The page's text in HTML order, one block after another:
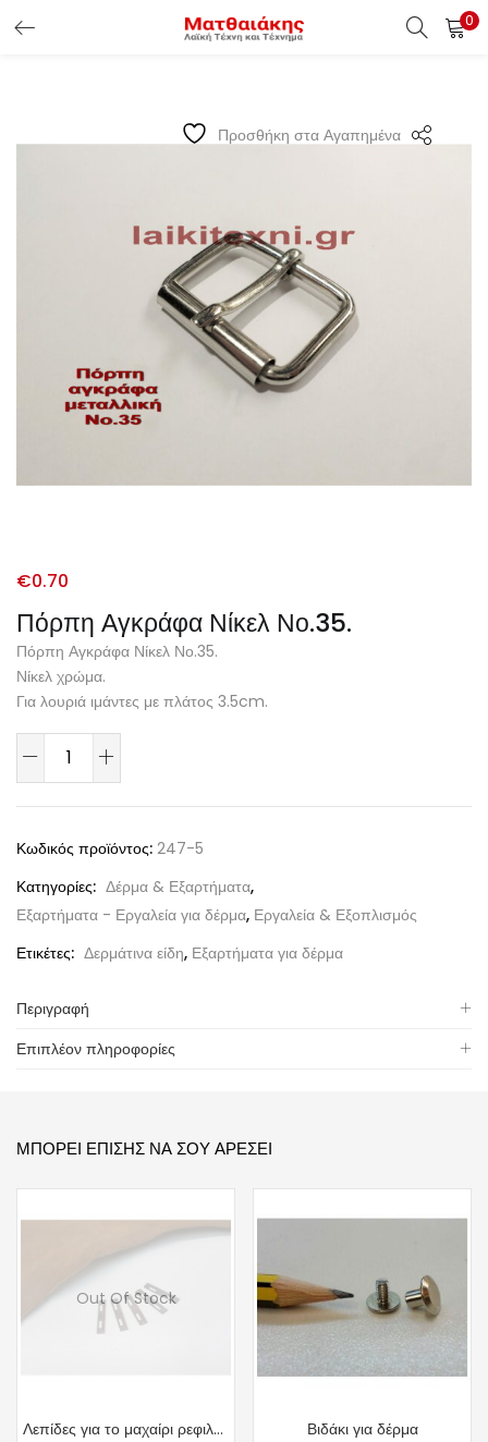
0
Προσθήκη στα Αγαπημένα
Πόρπη Αγκράφα Νίκελ Νο.35.
€0.70
Πόρπη Αγκράφα Νίκελ Νο.35.
Νίκελ χρώμα.
Για λουριά ιμάντες με πλάτος 3.5cm.
Κωδικός προϊόντος: 247-5
Κατηγορίες: Δέρμα & Εξαρτήματα,
Εξαρτήματα - Εργαλεία για δέρμα, Εργαλεία & Εξοπλισμός
Ετικέτες: Δερμάτινα είδη, Εξαρτήματα για δέρμα
Περιγραφή
Επιπλέον πληροφορίες
ΜΠΟΡΕΊ ΕΠΊΣΗΣ ΝΑ ΣΟΥ ΑΡΈΣΕΙ
Out Of Stock
Λεπίδες για το μαχαίρι ρεφιλαρίσματος
Βιδάκι για δέρμα
ΕΊΣΟΔΟΣ ΠΕΛΑΤΏΝ
Υπενθύμιση κωδικού
Είσοδος Πελατών
Χάσατε τον κωδικό σας ?